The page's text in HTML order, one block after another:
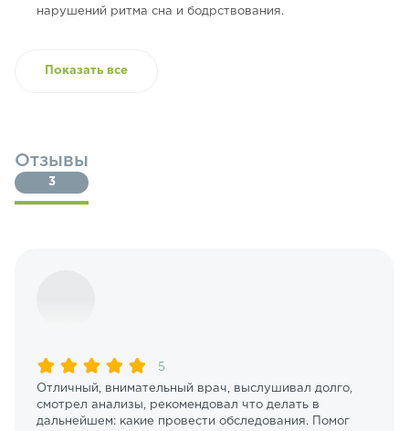
нарушений ритма сна и бодрствования.
Показать все
Отзывы
3
5
Отличный, внимательный врач, выслушивал долго,
смотрел анализы, рекомендовал что делать в
дальнейшем: какие провести обследования. Помог